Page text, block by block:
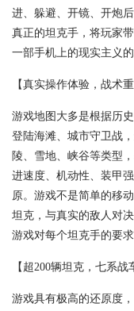
进、躲避、开镜、开炮
真正的坦克手，将玩家
一部手机上的现实主义
【真实操作体验，战术
游戏地图大多是根据历
登陆海滩、城市守卫战
陵、雪地、峡谷等类型
进速度、机动性、装甲
原。游戏不是简单的移
坦克，与真实的敌人对
游戏对每个坦克手的要求
【超200辆坦克，七系战
游戏具有极高的还原度